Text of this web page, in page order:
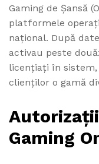
Gaming de Șansă
platformele
național. După
activau peste
licențiați în
clienților o gamă
Gaming